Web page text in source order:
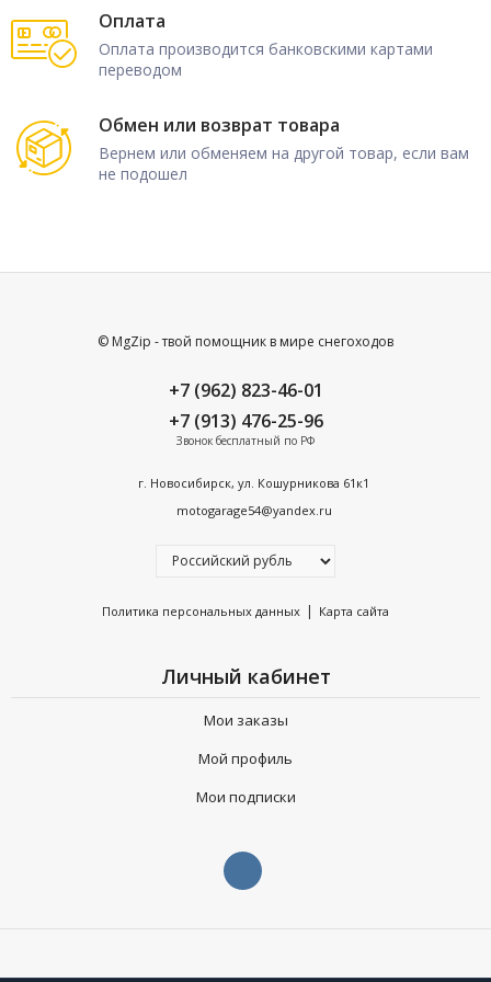
2020 - 800 Rush Pro-S 120"
2020 - 800 Switchback Assault 144"
2020 - 800 Switchback Pro-S 137"
2020 - 600 Switchback Assault 144"
2020 - 600 Switchback XCR 136"
2019 - 800 Switchback Pro-S 137"
2019 - 600 Indy XC 129"
2019 - 600 Rush Pro-S 120"
2019 - 600 Rush XCR 121"
2019 - 600 Switchback Pro-S 137"
2019 - 600 Indy SP 129"
2019 - 800 Switchback Adventure 137"
2019 - 600 Switchback Assault 144"
2019 - 600 Switchback SP 144"
2019 - 600 Switchback Adventure 137"
Оплата
Оплата производится банковскими картами
переводом
Обмен или возврат товара
Вернем или обменяем на другой товар, если вам
не подошел
© MgZip - твой помощник в мире снегоходов
+7 (962) 823-46-01
+7 (913) 476-25-96
Звонок бесплатный по РФ
г. Новосибирск, ул. Кошурникова 61к1
motogarage54@yandex.ru
Политика персональных данных | Карта сайта
Личный кабинет
Мои заказы
Мой профиль
Мои подписки